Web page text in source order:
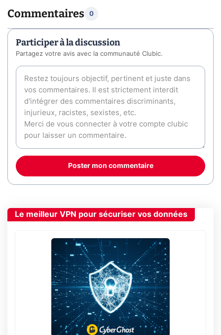
Commentaires 0
Participer à la discussion
Partagez votre avis avec la communauté Clubic.
Poster mon commentaire
Le meilleur VPN pour sécuriser vos données